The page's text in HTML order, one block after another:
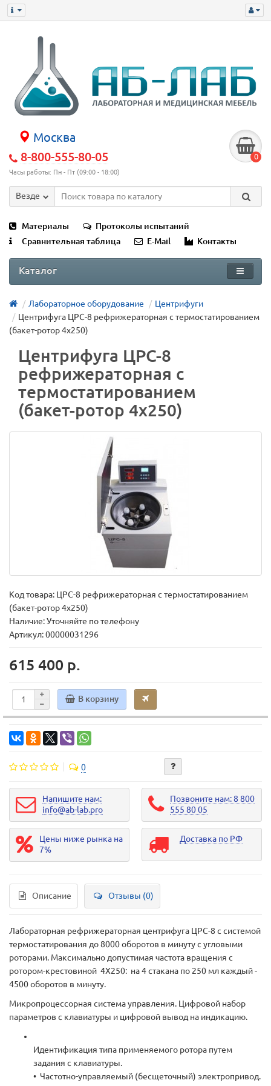
Москва
8-800-555-80-05
Часы работы: Пн - Пт (09:00 - 18:00)
0
Везде
Материалы
Протоколы испытаний
Сравнительная таблица
E-Mail Контакты
Каталог
Лабораторное оборудование
Центрифуги
Центрифуга ЦРС-8 рефрижераторная с термостатированием
(бакет-ротор 4х250)
Центрифуга ЦРС-8
рефрижераторная с
термостатированием
(бакет-ротор 4х250)
Код товара: ЦРС-8 рефрижераторная с термостатированием
(бакет-ротор 4х250)
Наличие: Уточняйте по телефону
Артикул: 00000031296
615 400 р.
В корзину
0
Напишите нам:
info@ab-lab.pro
Позвоните нам: 8 800
555 80 05
Цены ниже рынка на
7%
Доставка по РФ
Описание Отзывы (0)
Лабораторная рефрижераторная центрифуга ЦРС-8 с системой
термостатирования до 8000 оборотов в минуту с угловыми
роторами. Максимально допустимая частота вращения с
ротором-крестовиной 4Х250: на 4 стакана по 250 мл каждый -
4500 оборотов в минуту.
Микропроцессорная система управления. Цифровой набор
параметров с клавиатуры и цифровой вывод на индикацию.
Идентификация типа применяемого ротора путем
задания с клавиатуры.
• Частотно-управляемый (бесщеточный) электропривод.